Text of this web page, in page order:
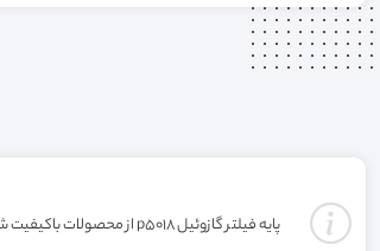
پایه فیلتر گازوئیل p5018 از محصولات باکیفیت شرکت سرکان فیلتر است که با گارانتی ارائه می‌شود. خرید این فیلتر به صورت عمده یا کارتنی شامل تخفیف ویژه فروشگاه می‌باشد.